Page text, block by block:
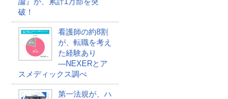
破！
看護師の約8割
が、転職を考え
た経験あり
―NEXERとア
スメディックス調べ
第一法規が、ハ